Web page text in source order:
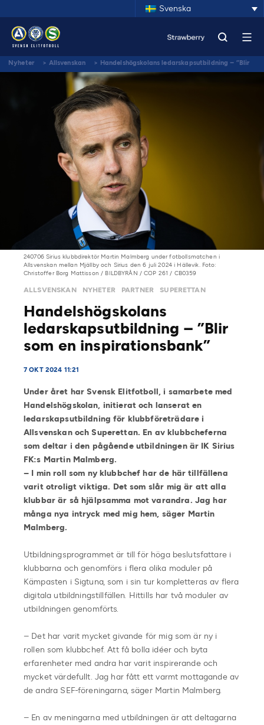
Svenska
Nyheter > Allsvenskan > Handelshögskolans ledarskapsutbildning – ”Blir
som en inspirationsbank”
240706 Sirius klubbdirektör Martin Malmberg under fotbollsmatchen i
Allsvenskan mellan Mjällby och Sirius den 6 juli 2024 i Hällevik. Foto:
Christoffer Borg Mattisson / BILDBYRÅN / COP 261 / CB0359
ALLSVENSKAN NYHETER PARTNER SUPERETTAN
Handelshögskolans
ledarskapsutbildning – ”Blir
som en inspirationsbank”
7 OKT 2024 11:21
Under året har Svensk Elitfotboll, i samarbete med
Handelshögskolan, initierat och lanserat en
ledarskapsutbildning för klubbföreträdare i
Allsvenskan och Superettan. En av klubbcheferna
som deltar i den pågående utbildningen är IK Sirius
FK:s Martin Malmberg.
– I min roll som ny klubbchef har de här tillfällena
varit otroligt viktiga. Det som slår mig är att alla
klubbar är så hjälpsamma mot varandra. Jag har
många nya intryck med mig hem, säger Martin
Malmberg.
Utbildningsprogrammet är till för höga beslutsfattare i
klubbarna och genomförs i flera olika moduler på
Kämpasten i Sigtuna, som i sin tur kompletteras av flera
digitala utbildningstillfällen. Hittills har två moduler av
utbildningen genomförts.
– Det har varit mycket givande för mig som är ny i
rollen som klubbchef. Att få bolla idéer och byta
erfarenheter med andra har varit inspirerande och
mycket värdefullt. Jag har fått ett varmt mottagande av
de andra SEF-föreningarna, säger Martin Malmberg.
– En av meningarna med utbildningen är att deltagarna